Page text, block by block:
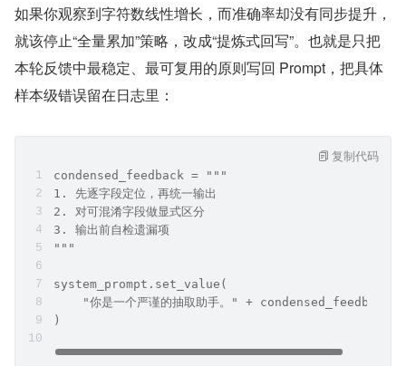
如果你观察到字符数线性增长，而准确率却没有同步提升，
就该停止“全量累加”策略，改成“提炼式回写”。也就是只把
本轮反馈中最稳定、最可复用的原则写回 Prompt，把具体
样本级错误留在日志里：
condensed_feedback = """
1. 先逐字段定位，再统一输出
2. 对可混淆字段做显式区分
3. 输出前自检遗漏项
"""
system_prompt.set_value(
    "你是一个严谨的抽取助手。" + condensed_feedback
)
复制代码